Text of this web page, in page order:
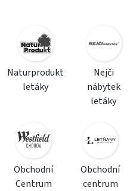
Naturprodukt
letáky
Nejči
nábytek
letáky
Obchodní
Centrum
Obchodní
centrum